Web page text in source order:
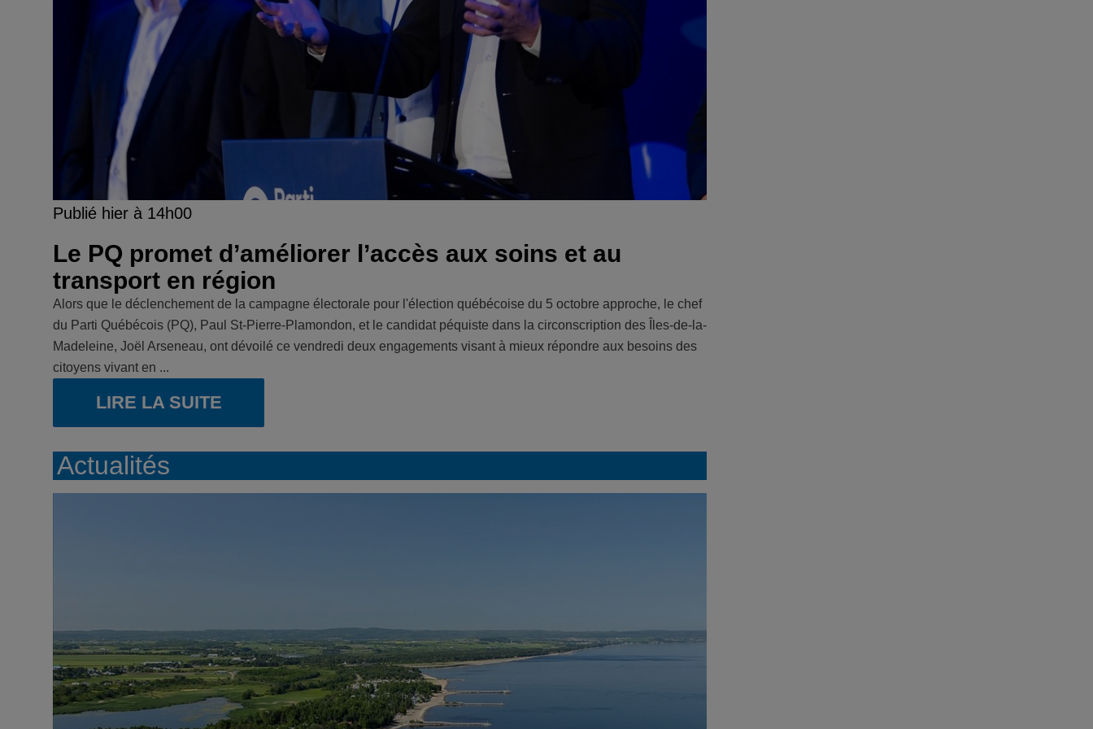
Publié hier à 14h00
Le PQ promet d’améliorer l’accès aux soins et au
transport en région
Alors que le déclenchement de la campagne électorale pour l'élection québécoise du 5 octobre approche, le chef
du Parti Québécois (PQ), Paul St-Pierre-Plamondon, et le candidat péquiste dans la circonscription des Îles-de-la-
Madeleine, Joël Arseneau, ont dévoilé ce vendredi deux engagements visant à mieux répondre aux besoins des
citoyens vivant en ...
LIRE LA SUITE
Actualités